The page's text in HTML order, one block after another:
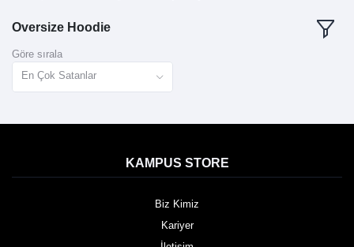
Oversize Hoodie
Göre sırala
En Çok Satanlar
KAMPUS STORE
Biz Kimiz
Kariyer